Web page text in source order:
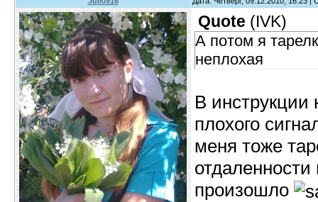
Quote (IVK)
А потом я
неплохая
В инструкции
плохого
меня тоже
произошло